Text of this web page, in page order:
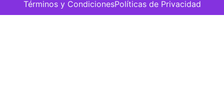
Términos y CondicionesPolíticas de Privacidad